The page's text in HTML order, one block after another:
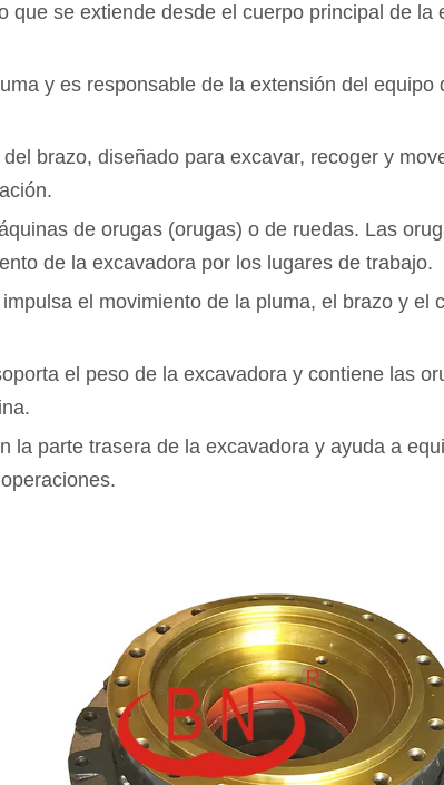
que se extiende desde el cuerpo principal de
y es responsable de la extensión del
brazo, diseñado para excavar, recoger y
de orugas (orugas) o de ruedas. Las
de la excavadora por los lugares de trabajo.
el movimiento de la pluma, el brazo y
el peso de la excavadora y contiene las
la parte trasera de la excavadora y ayuda a